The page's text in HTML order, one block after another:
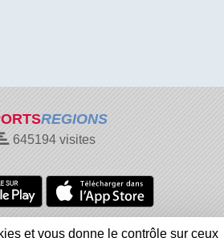
REGIONS
645194 visites
Gestion des cookies
et vous donne le contrôle sur ceux